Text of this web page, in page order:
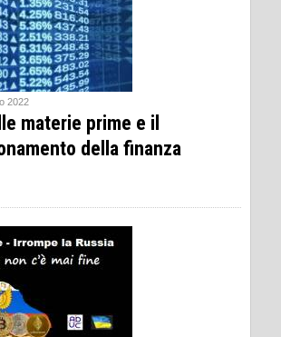
2022
materie prime e il
della finanza